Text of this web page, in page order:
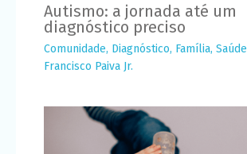
Autismo: a jornada até um
diagnóstico preciso
Comunidade, Diagnóstico, Família, Saúde
Francisco Paiva Jr.